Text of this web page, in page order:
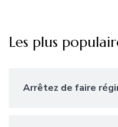
Les plus
Arrêtez de faire